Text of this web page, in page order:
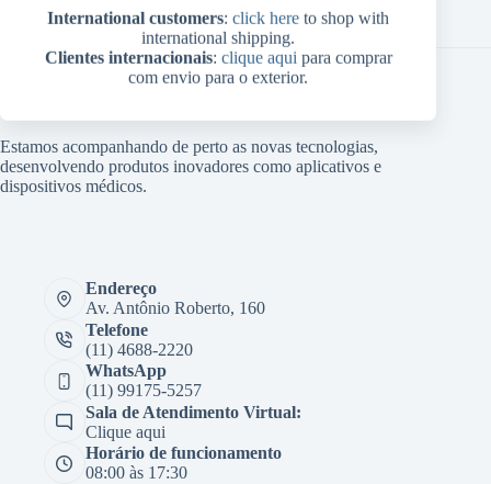
International customers: click here to shop with
international shipping.
Clientes internacionais: clique aqui para comprar
com envio para o exterior.
Home Sobre Nós Produtos Blog
Contato
Minha conta
Estamos acompanhando de perto as novas tecnologias,
desenvolvendo produtos inovadores como aplicativos e
dispositivos médicos.
Endereço
Av. Antônio Roberto, 160
Telefone
(11) 4688-2220
WhatsApp
(11) 99175-5257
Sala de Atendimento Virtual:
Clique aqui
Horário de funcionamento
08:00 às 17:30